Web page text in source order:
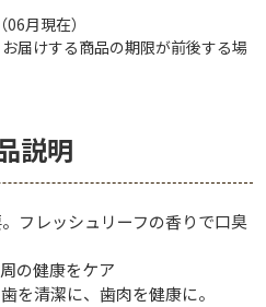
月現在）
届けする商品の期限が前後する場
説明
フレッシュリーフの香りで口臭
の健康をケア
を清潔に、歯肉を健康に。